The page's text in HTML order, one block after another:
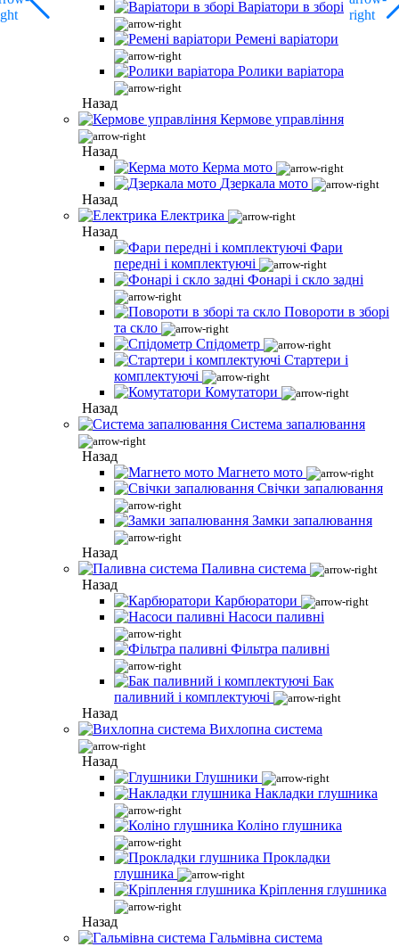
Варіатори в зборі
Ремені варіатори
Ролики варіатора
Назад
Кермове управління
Назад
Керма мото
Дзеркала мото
Назад
Електрика
Назад
Фари
передні і комплектуючі
Фонарі і скло задні
Повороти в зборі
та скло
Спідометр
Стартери і
комплектуючі
Комутатори
Назад
Система запалювання
Назад
Магнето мото
Свічки запалювання
Замки запалювання
Назад
Паливна система
Назад
Карбюратори
Насоси паливні
Фільтра паливні
Бак
паливний і комплектуючі
Назад
Вихлопна система
Назад
Глушники
Накладки глушника
Коліно глушника
Прокладки
глушника
Кріплення глушника
Назад
Гальмівна система